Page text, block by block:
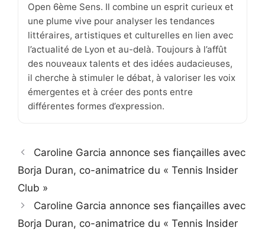
Open 6ème Sens. Il combine un esprit curieux et
une plume vive pour analyser les tendances
littéraires, artistiques et culturelles en lien avec
l’actualité de Lyon et au-delà. Toujours à l’affût
des nouveaux talents et des idées audacieuses,
il cherche à stimuler le débat, à valoriser les voix
émergentes et à créer des ponts entre
différentes formes d’expression.
Caroline Garcia annonce ses fiançailles avec
Borja Duran, co-animatrice du « Tennis Insider
Club »
Caroline Garcia annonce ses fiançailles avec
Borja Duran, co-animatrice du « Tennis Insider